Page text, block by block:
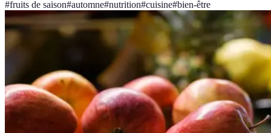
#fruits de saison#automne#nutrition#cuisine#bien-être